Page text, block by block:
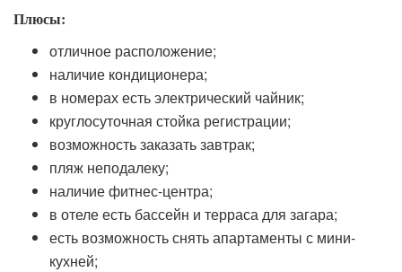
Плюсы:
отличное расположение;
наличие кондиционера;
в номерах есть электрический чайник;
круглосуточная стойка регистрации;
возможность заказать завтрак;
пляж неподалеку;
наличие фитнес-центра;
в отеле есть бассейн и терраса для загара;
есть возможность снять апартаменты с мини-
кухней;